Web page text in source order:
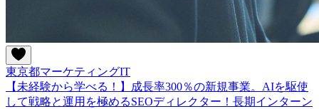
東京都マーケティングIT
【未経験から学べる！】成長率300％の新規事業。AIを駆使
して戦略と運用を極めるSEOディレクター！長期インターン